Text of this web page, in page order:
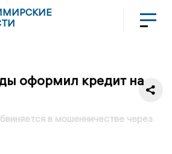
оформил кредит на
в мошенничестве через